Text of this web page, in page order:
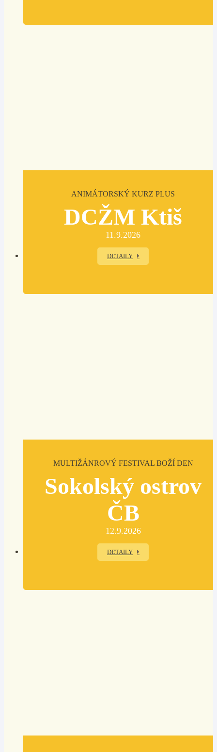
ANIMÁTORSKÝ KURZ PLUS
DCŽM Ktiš
11.9.2026
DETAILY
MULTIŽÁNROVÝ FESTIVAL BOŽÍ DEN
Sokolský ostrov
ČB
12.9.2026
DETAILY